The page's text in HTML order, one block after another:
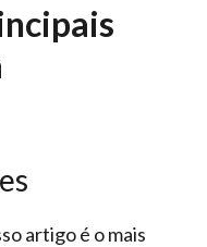
artigo é o mais